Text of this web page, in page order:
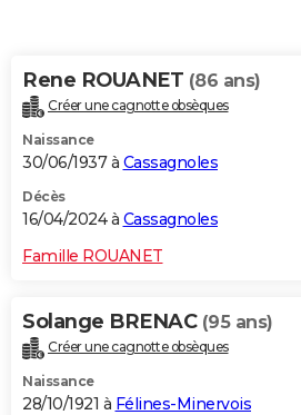
Alimentation
Guide de la santé
Maladies
Médicaments
Sommeil
VOYAGE
Destinations
City break
Voyage nature
Voyage de noces
Forum
Climat
+PHOTO
GUIDES D'ACHAT
BONS PLANS
CARTE DE VOEUX
Dictionnaire
Biographies
Citations
Expressions
Proverbes
PROGRAMME TV
COPAINS D'AVANT
Rene ROUANET (86 ans)
Créer une cagnotte obsèques
Naissance
30/06/1937 à Cassagnoles
Décès
16/04/2024 à Cassagnoles
Famille ROUANET
Solange BRENAC (95 ans)
Créer une cagnotte obsèques
Naissance
28/10/1921 à Félines-Minervois